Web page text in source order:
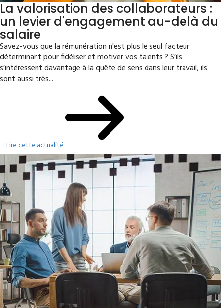
La valorisation des collaborateurs :
un levier d'engagement au-delà du
salaire
Savez-vous que la rémunération n'est plus le seul facteur
déterminant pour fidéliser et motiver vos talents ? S’ils
s’intéressent davantage à la quête de sens dans leur travail, ils
sont aussi très...
Lire cette actualité